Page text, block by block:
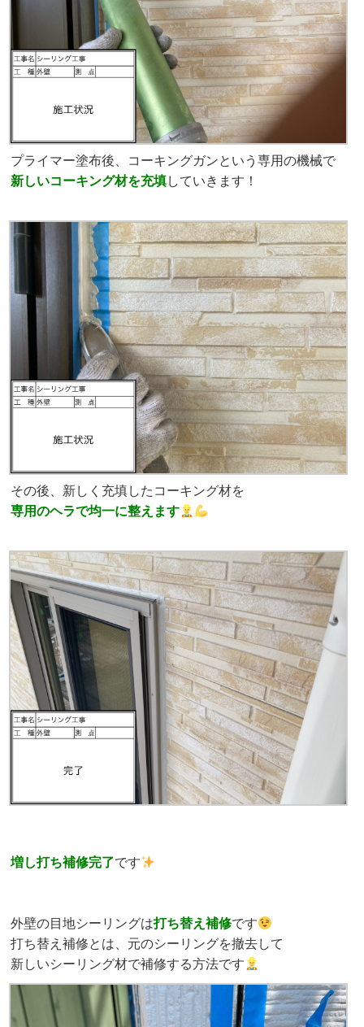
プライマー塗布後、コーキングガンという専用の機械で
新しいコーキング材を充填していきます！
その後、新しく充填したコーキング材を
専用のヘラで均一に整えます
増し打ち補修完了です
外壁の目地シーリングは打ち替え補修です
打ち替え補修とは、元のシーリングを撤去して
新しいシーリング材で補修する方法です